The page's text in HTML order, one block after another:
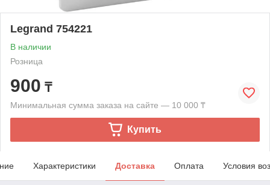
Legrand 754221
В наличии
Розница
900 ₸
Минимальная сумма заказа на сайте — 10 000 ₸
Купить
Характеристики Доставка Оплата Условия